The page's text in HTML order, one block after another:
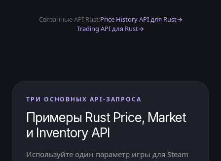
Связанные API Rust:Price History API для Rust→
Trading API для Rust→
ТРИ ОСНОВНЫХ API-ЗАПРОСА
Примеры Rust Price, Market
и Inventory API
Используйте один параметр игры для Steam